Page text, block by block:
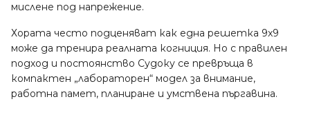
мислене под напрежение.
Хората често подценяват как една решетка 9x9
може да тренира реалната когниция. Но с правилен
подход и постоянство Судоку се превръща в
компактен „лабораторен“ модел за внимание,
работна памет, планиране и умствена пъргавина.